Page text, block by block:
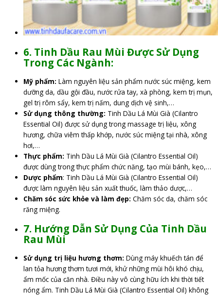
6. Tinh Dầu Rau Mùi Được Sử Dụng
Trong Các Ngành:
Mỹ phẩm: Làm nguyên liệu sản phẩm nước súc miệng, kem
dưỡng da, dầu gội đầu, nước rửa tay, xà phòng, kem trị mụn,
gel trị rôm sẩy, kem trị nấm, dung dịch vệ sinh,…
Sử dụng thông thường: Tinh Dầu Lá Mùi Già (Cilantro
Essential Oil) được sử dụng trong massage trị liệu, xông
hương, chữa viêm thấp khớp, nước súc miệng tại nhà, xông
hơi,…
Thực phẩm: Tinh Dầu Lá Mùi Già (Cilantro Essential Oil)
được dùng trong thực phẩm chức năng, tạo mùi bánh, kẹo,…
Dược phẩm: Tinh Dầu Lá Mùi Già (Cilantro Essential Oil)
được làm nguyên liệu sản xuất thuốc, làm thảo dược,…
Chăm sóc sức khỏe và làm đẹp: Chăm sóc da, chăm sóc
răng miệng.
7. Hướng Dẫn Sử Dụng Của Tinh Dầu
Rau Mùi
Sử dụng trị liệu hương thơm: Dùng máy khuếch tán để
lan tỏa hương thơm tươi mới, khử những mùi hôi khó chịu,
ẩm mốc của căn nhà. Điều này vô cùng hữu ích khi thời tiết
nóng ẩm. Tinh Dầu Lá Mùi Già (Cilantro Essential Oil) không